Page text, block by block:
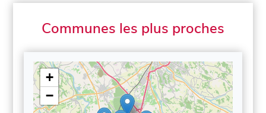
Communes les plus proches
+
−